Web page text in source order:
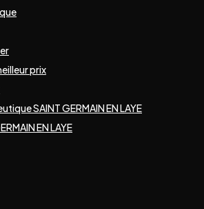
prix
SAINT GERMAIN EN LAYE
EN LAYE